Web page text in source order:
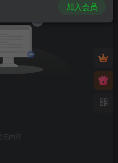
暂无内容
加入会员